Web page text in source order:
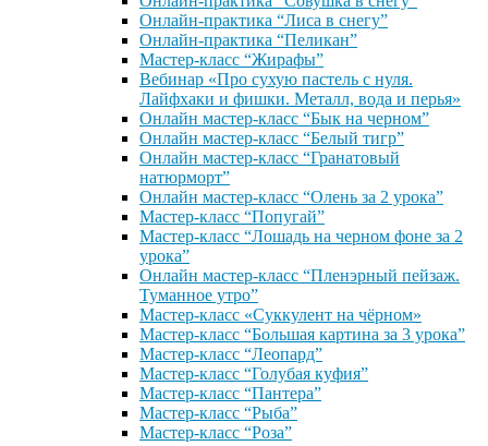
Онлайн-практика “Лиса в снегу”
Онлайн-практика “Пеликан”
Мастер-класс “Жирафы”
Вебинар «Про сухую пастель с нуля.
Лайфхаки и фишки. Металл, вода и перья»
Онлайн мастер-класс “Бык на черном”
Онлайн мастер-класс “Белый тигр”
Онлайн мастер-класс “Гранатовый
натюрморт”
Онлайн мастер-класс “Олень за 2 урока”
Мастер-класс “Попугай”
Мастер-класс “Лошадь на черном фоне за 2
урока”
Онлайн мастер-класс “Пленэрный пейзаж.
Туманное утро”
Мастер-класс «Суккулент на чёрном»
Мастер-класс “Большая картина за 3 урока”
Мастер-класс “Леопард”
Мастер-класс “Голубая куфия”
Мастер-класс “Пантера”
Мастер-класс “Рыба”
Мастер-класс “Роза”